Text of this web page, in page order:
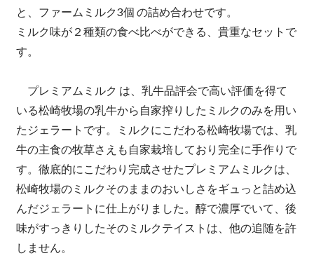
と、ファームミルク3個 の詰め合わせです。
ミルク味が２種類の食べ比べができる、貴重なセットで
す。
プレミアムミルク は、乳牛品評会で高い評価を得て
いる松崎牧場の乳牛から自家搾りしたミルクのみを用い
たジェラートです。ミルクにこだわる松崎牧場では、乳
牛の主食の牧草さえも自家栽培しており完全に手作りで
す。徹底的にこだわり完成させたプレミアムミルクは、
松崎牧場のミルクそのままのおいしさをギュっと詰め込
んだジェラートに仕上がりました。醇で濃厚でいて、後
味がすっきりしたそのミルクテイストは、他の追随を許
しません。